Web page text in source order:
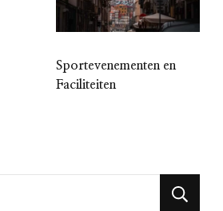
Sportevenementen en
Faciliteiten